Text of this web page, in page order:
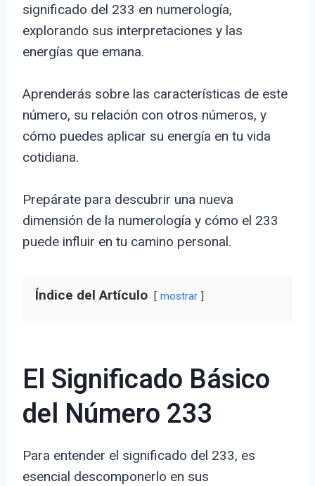
significado del 233 en numerología,
explorando sus interpretaciones y las
energías que emana.
Aprenderás sobre las características de este
número, su relación con otros números, y
cómo puedes aplicar su energía en tu vida
cotidiana.
Prepárate para descubrir una nueva
dimensión de la numerología y cómo el 233
puede influir en tu camino personal.
Índice del Artículo mostrar
El Significado Básico
del Número 233
Para entender el significado del 233, es
esencial descomponerlo en sus